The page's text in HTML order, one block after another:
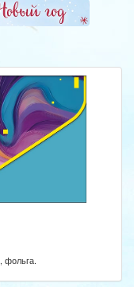
фольга.